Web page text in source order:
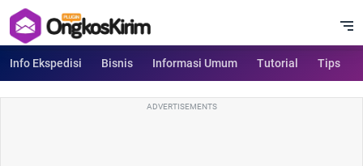
Info Ekspedisi Bisnis Informasi Umum Tutorial Tips
ADVERTISEMENTS